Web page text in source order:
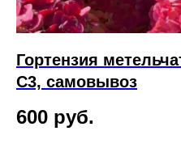
Гортензия
С3, самовывоз
600 руб.